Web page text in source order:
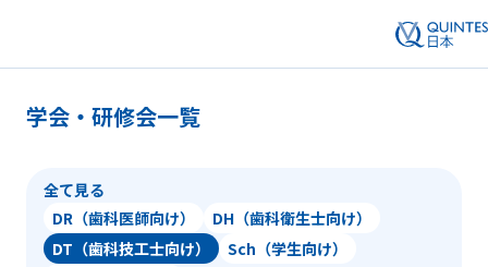
学会・研修会一覧
全て見る
DR（歯科医師向け）
DH（歯科衛生士向け）
DT（歯科技工士向け）
Sch（学生向け）